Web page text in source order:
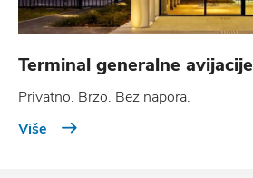
Terminal generalne avijacije
Privatno. Brzo. Bez napora.
Više